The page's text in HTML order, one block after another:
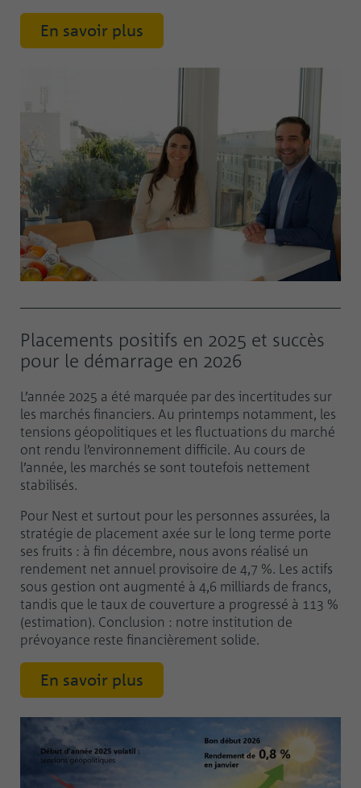
En savoir plus
Placements positifs en 2025 et succès
pour le démarrage en 2026
L’année 2025 a été marquée par des incertitudes sur
les marchés financiers. Au printemps notamment, les
tensions géopolitiques et les fluctuations du marché
ont rendu l’environnement difficile. Au cours de
l’année, les marchés se sont toutefois nettement
stabilisés.
Pour Nest et surtout pour les personnes assurées, la
stratégie de placement axée sur le long terme porte
ses fruits : à fin décembre, nous avons réalisé un
rendement net annuel provisoire de 4,7 %. Les actifs
sous gestion ont augmenté à 4,6 milliards de francs,
tandis que le taux de couverture a progressé à 113 %
(estimation). Conclusion : notre institution de
prévoyance reste financièrement solide.
En savoir plus